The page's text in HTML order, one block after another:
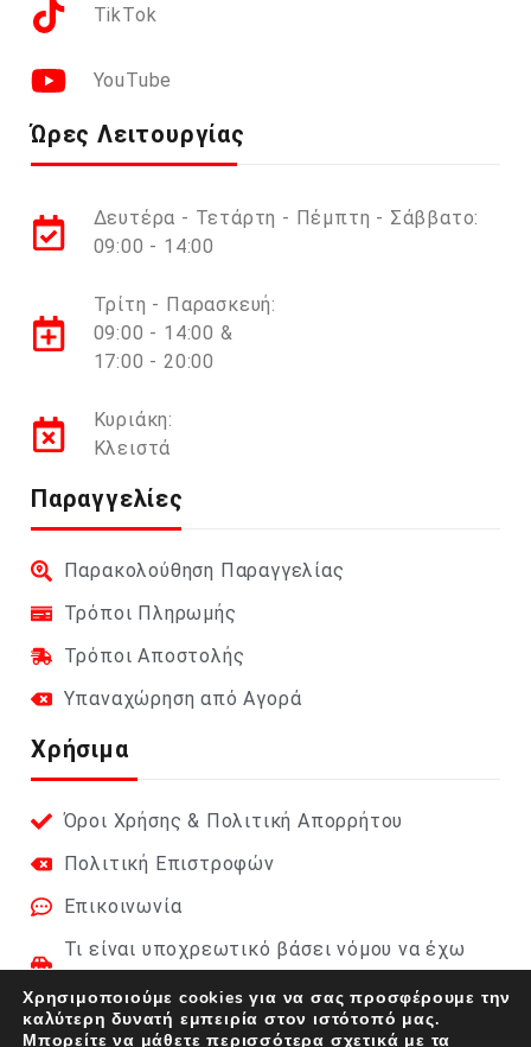
TikTok
YouTube
Ώρες Λειτουργίας
Δευτέρα - Τετάρτη - Πέμπτη - Σάββατο:
09:00 - 14:00
Τρίτη - Παρασκευή:
09:00 - 14:00 &
17:00 - 20:00
Κυριάκη:
Κλειστά
Παραγγελίες
Παρακολούθηση Παραγγελίας
Τρόποι Πληρωμής
Τρόποι Αποστολής
Υπαναχώρηση από Αγορά
Χρήσιμα
Όροι Χρήσης & Πολιτική Απορρήτου
Πολιτική Επιστροφών
Επικοινωνία
Τι είναι υποχρεωτικό βάσει νόμου να έχω
Φαρμακείο Αυτοκινήτου 2026 (DIN 13164):
Χρησιμοποιούμε cookies για να σας προσφέρουμε την
καλύτερη δυνατή εμπειρία στον ιστότοπό μας.
Μπορείτε να μάθετε περισσότερα σχετικά με τα